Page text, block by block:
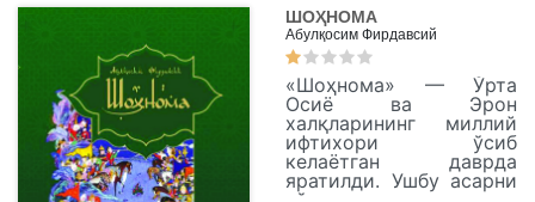
ШОҲНОМА
Абулқосим Фирдавсий
«Шоҳнома» — Ўрта
Осиё ва Эрон
халқларининг миллий
ифтихори ўсиб
келаётган даврда
яратилди. Ушбу асарни